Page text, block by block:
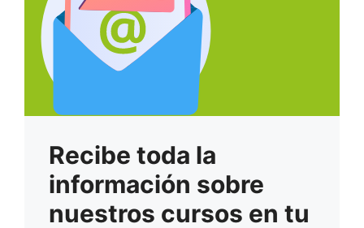
Recibe toda la
información sobre
nuestros cursos en tu